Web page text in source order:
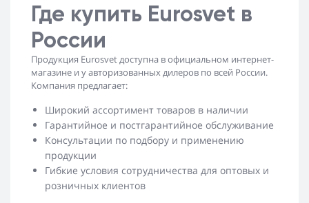
Где купить Eurosvet в
России
Продукция Eurosvet доступна в официальном интернет-
магазине и у авторизованных дилеров по всей России.
Компания предлагает:
Широкий ассортимент товаров в наличии
Гарантийное и постгарантийное обслуживание
Консультации по подбору и применению
продукции
Гибкие условия сотрудничества для оптовых и
розничных клиентов